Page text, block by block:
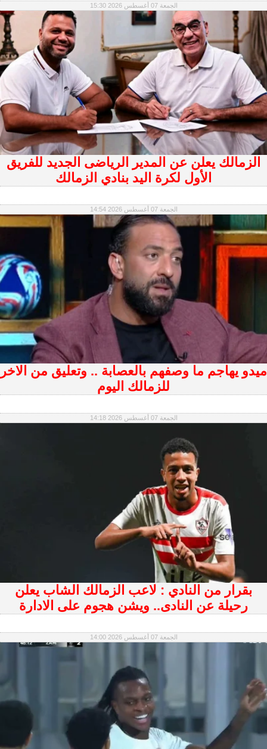
الجمعة 07 أغسطس 2026 15:30
الزمالك يعلن عن المدير الرياضى الجديد للفريق
الأول لكرة اليد بنادي الزمالك
الجمعة 07 أغسطس 2026 14:54
ميدو يهاجم ما وصفهم بالعصابة .. وتعليق من الاخر
للزمالك اليوم
الجمعة 07 أغسطس 2026 14:18
بقرار من النادي : لاعب الزمالك الشاب يعلن
رحيلة عن النادى.. ويشن هجوم على الادارة
الجمعة 07 أغسطس 2026 14:00